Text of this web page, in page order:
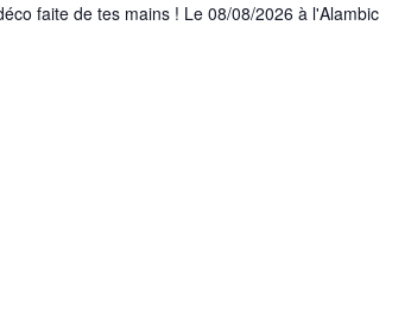
faite de tes mains ! Le 08/08/2026 à l'Alambic